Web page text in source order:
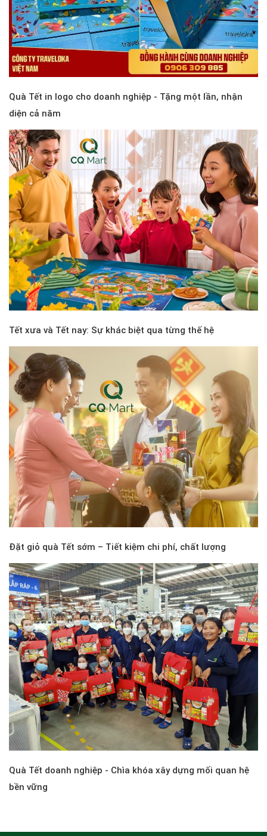
Quà Tết in logo cho doanh nghiệp - Tặng một lần, nhận
diện cả năm
Tết xưa và Tết nay: Sự khác biệt qua từng thế hệ
Đặt giỏ quà Tết sớm – Tiết kiệm chi phí, chất lượng
Quà Tết doanh nghiệp - Chìa khóa xây dựng mối quan hệ
bền vững